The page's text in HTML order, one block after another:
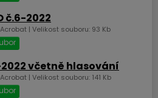
č.6-2022
| Velikost souboru: 93 Kb
včetně hlasování
| Velikost souboru: 141 Kb